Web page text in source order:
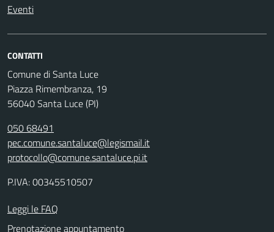
Eventi
CONTATTI
Comune di Santa Luce
Piazza Rimembranza, 19
56040 Santa Luce (PI)
050 68491
pec.comune.santaluce@legismail.it
protocollo@comune.santaluce.pi.it
P.IVA: 00345510507
Leggi le FAQ
Prenotazione appuntamento